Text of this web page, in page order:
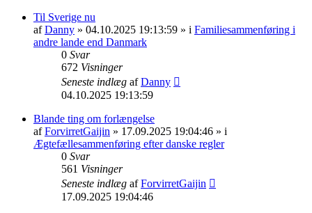
Til Sverige nu
afDanny » 04.10.2025 19:13:59 » i Familiesammenføring i
andre lande end Danmark
0 Svar
672 Visninger
Seneste indlæg afDanny
04.10.2025 19:13:59
Blande ting om forlængelse
afForvirretGaijin » 17.09.2025 19:04:46 » i
Ægtefællesammenføring efter danske regler
0 Svar
561 Visninger
Seneste indlæg afForvirretGaijin
17.09.2025 19:04:46